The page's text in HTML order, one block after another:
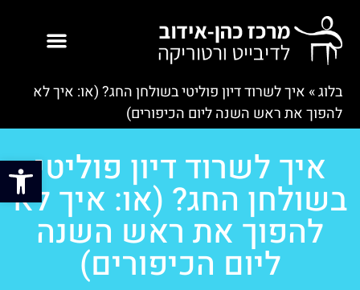
פתח
בלוג» איך לשרוד דיון פוליטי בשולחן החג? (או: איך לא
להפוך את ראש השנה ליום הכיפורים)
איך לשרוד דיון פוליטי
בשולחן החג? (או: איך לא
להפוך את ראש השנה
ליום הכיפורים)